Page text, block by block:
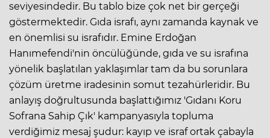
seviyesindedir. Bu tablo bize çok net bir gerçeği
göstermektedir. Gıda israfı, aynı zamanda kaynak ve
en önemlisi su israfıdır. Emine Erdoğan
Hanımefendi'nin öncülüğünde, gıda ve su israfına
yönelik başlatılan yaklaşımlar tam da bu sorunlara
çözüm üretme iradesinin somut tezahürleridir. Bu
anlayış doğrultusunda başlattığımız 'Gıdanı Koru
Sofrana Sahip Çık' kampanyasıyla topluma
verdiğimiz mesaj şudur: kayıp ve israf ortak çabayla